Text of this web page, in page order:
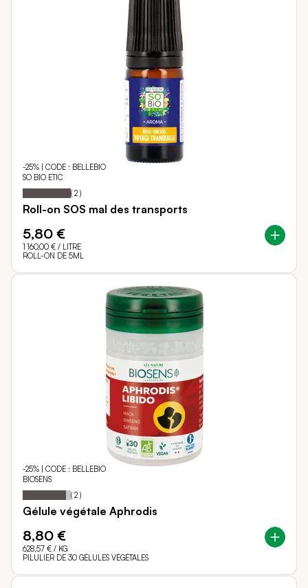
-25% | CODE : BELLEBIO
SO BIO ETIC
Notation: 100
% of
( 2 )
Roll-on SOS mal des transports
5,80 €
1 160,00 € / LITRE
ROLL-ON DE 5ML
-25% | CODE : BELLEBIO
BIOSENS
Notation: 90
% of
( 2 )
Gélule végétale Aphrodis
8,80 €
628,57 € / KG
PILULIER DE 30 GÉLULES VÉGÉTALES